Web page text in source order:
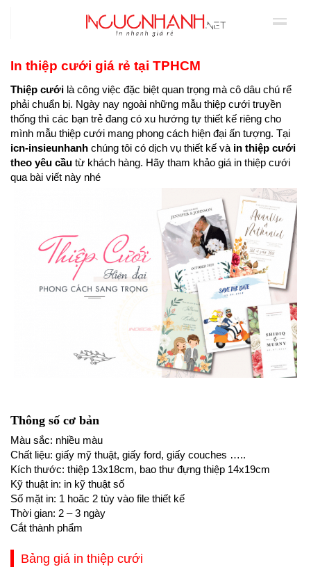
In thiệp cưới giá rẻ tại TPHCM
Thiệp cưới là công việc đặc biệt quan trọng mà cô dâu chú rể
phải chuẩn bị. Ngày nay ngoài những mẫu thiệp cưới truyền
thống thì các bạn trẻ đang có xu hướng tự thiết kế riêng cho
mình mẫu thiệp cưới mang phong cách hiện đại ấn tượng. Tại
icn-insieunhanh chúng tôi có dịch vụ thiết kế và in thiệp cưới
theo yêu cầu từ khách hàng. Hãy tham khảo giá in thiệp cưới
qua bài viết này nhé
Thông số cơ bản
Màu sắc: nhiều màu
Chất liệu: giấy mỹ thuật, giấy ford, giấy couches …..
Kích thước: thiệp 13x18cm, bao thư đựng thiệp 14x19cm
Kỹ thuật in: in kỹ thuật số
Số mặt in: 1 hoăc 2 tùy vào file thiết kế
Thời gian: 2 – 3 ngày
Cắt thành phẩm
Bảng giá in thiệp cưới